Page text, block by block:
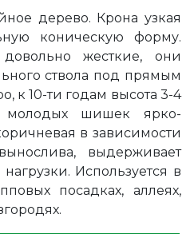
дерево. Крона узкая
коническую форму.
жесткие, они
ствола под прямым
к 10-ти годам высота 3-4
молодых шишек ярко-
в зависимости
выдерживает
Используется в
посадках, аллеях,